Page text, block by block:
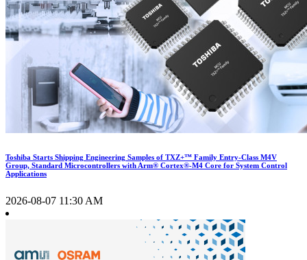
Toshiba Starts Shipping Engineering Samples of TXZ+™ Family Entry‑Class M4V
Group, Standard Microcontrollers with Arm® Cortex®‑M4 Core for System Control
Applications
2026-08-07 11:30 AM